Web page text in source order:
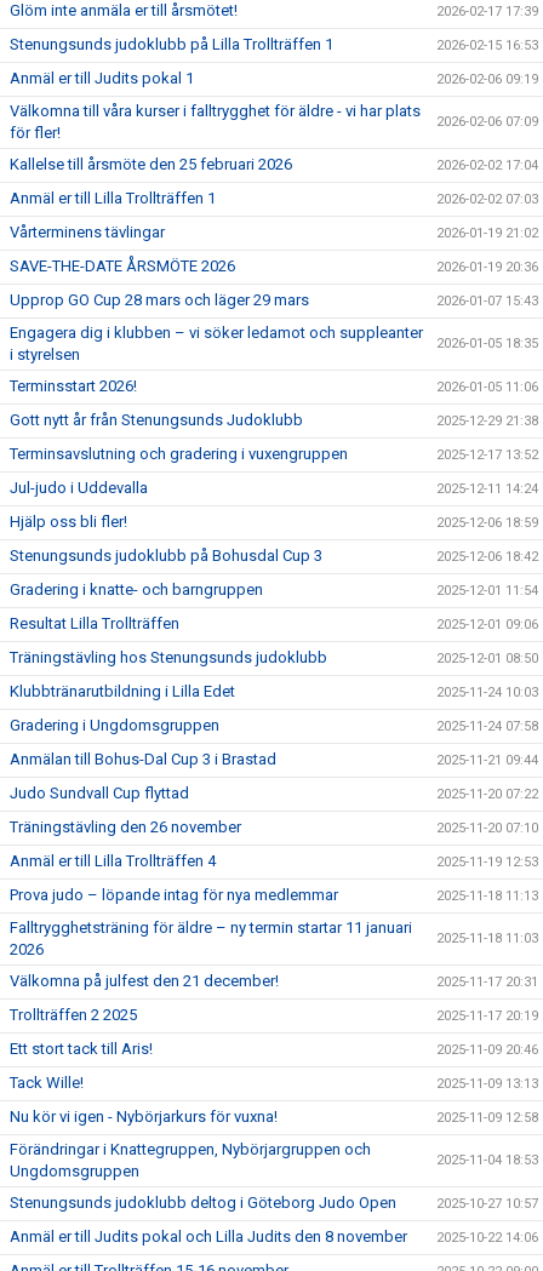
Glöm inte anmäla er till årsmötet! 2026-02-17 17:39
Stenungsunds judoklubb på Lilla Trollträffen 1 2026-02-15 16:53
Anmäl er till Judits pokal 1 2026-02-06 09:19
Välkomna till våra kurser i falltrygghet för äldre - vi har plats
för fler!
2026-02-06 07:09
Kallelse till årsmöte den 25 februari 2026 2026-02-02 17:04
Anmäl er till Lilla Trollträffen 1 2026-02-02 07:03
Vårterminens tävlingar 2026-01-19 21:02
SAVE-THE-DATE ÅRSMÖTE 2026 2026-01-19 20:36
Upprop GO Cup 28 mars och läger 29 mars 2026-01-07 15:43
Engagera dig i klubben – vi söker ledamot och suppleanter
i styrelsen
2026-01-05 18:35
Terminsstart 2026! 2026-01-05 11:06
Gott nytt år från Stenungsunds Judoklubb 2025-12-29 21:38
Terminsavslutning och gradering i vuxengruppen 2025-12-17 13:52
Jul-judo i Uddevalla 2025-12-11 14:24
Hjälp oss bli fler! 2025-12-06 18:59
Stenungsunds judoklubb på Bohusdal Cup 3 2025-12-06 18:42
Gradering i knatte- och barngruppen 2025-12-01 11:54
Resultat Lilla Trollträffen 2025-12-01 09:06
Träningstävling hos Stenungsunds judoklubb 2025-12-01 08:50
Klubbtränarutbildning i Lilla Edet 2025-11-24 10:03
Gradering i Ungdomsgruppen 2025-11-24 07:58
Anmälan till Bohus-Dal Cup 3 i Brastad 2025-11-21 09:44
Judo Sundvall Cup flyttad 2025-11-20 07:22
Träningstävling den 26 november 2025-11-20 07:10
Anmäl er till Lilla Trollträffen 4 2025-11-19 12:53
Prova judo – löpande intag för nya medlemmar 2025-11-18 11:13
Falltrygghetsträning för äldre – ny termin startar 11 januari
2026
2025-11-18 11:03
Välkomna på julfest den 21 december! 2025-11-17 20:31
Trollträffen 2 2025 2025-11-17 20:19
Ett stort tack till Aris! 2025-11-09 20:46
Tack Wille! 2025-11-09 13:13
Nu kör vi igen - Nybörjarkurs för vuxna! 2025-11-09 12:58
Förändringar i Knattegruppen, Nybörjargruppen och
Ungdomsgruppen
2025-11-04 18:53
Stenungsunds judoklubb deltog i Göteborg Judo Open 2025-10-27 10:57
Anmäl er till Judits pokal och Lilla Judits den 8 november 2025-10-22 14:06